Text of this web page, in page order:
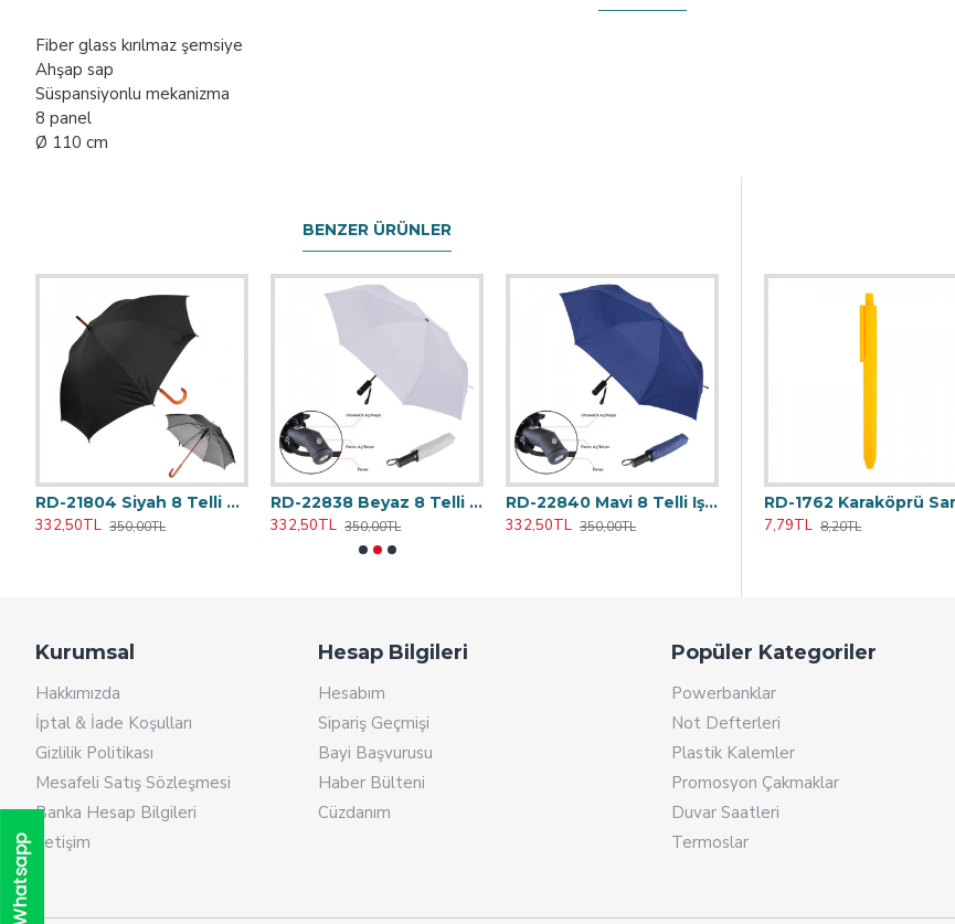
Fiber glass kırılmaz şemsiye
Ahşap sap
Süspansiyonlu mekanizma
8 panel
Ø 110 cm
BENZER ÜRÜNLER
RD-21804 Siyah 8 Telli Baston Şemsiye
332,50TL 350,00TL
RD-22838 Beyaz 8 Telli Işıklı Şemsiye
332,50TL 350,00TL
RD-22840 Mavi 8 Telli Işıklı Şemsiye
332,50TL 350,00TL
RD-3104 Siyah Plastik Saplı 8 Telli Şemsiye
332,50TL
350,00TL
8,93TL
9,40TL
15,87TL 16,70TL
185,25TL 195,00TL
7,79TL 8,20TL
Kurumsal
Hakkımızda
İptal & İade Koşulları
Gizlilik Politikası
Mesafeli Satış Sözleşmesi
Banka Hesap Bilgileri
İletişim
Hesap Bilgileri
Hesabım
Sipariş Geçmişi
Bayi Başvurusu
Haber Bülteni
Cüzdanım
Popüler Kategoriler
Powerbanklar
Not Defterleri
Plastik Kalemler
Promosyon Çakmaklar
Duvar Saatleri
Termoslar